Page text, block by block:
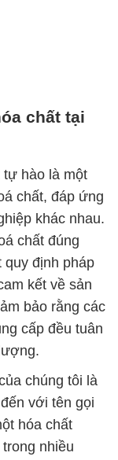
chất tại
hào là một
chất, đáp ứng
khác nhau.
chất đúng
quy định pháp
kết về sản
bảo rằng các
cấp đều tuân
chúng tôi là
với tên gọi
hóa chất
nhiều